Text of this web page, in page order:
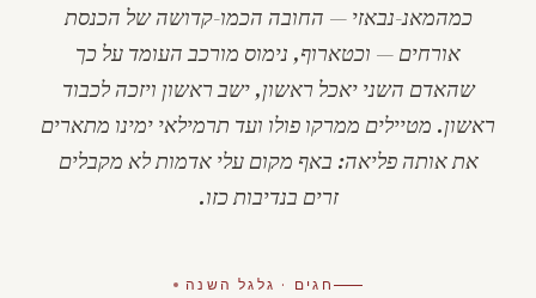
כמהמאנ-נבאזי — החובה הכמו-קדושה של הכנסת
אורחים — וכטארוף, נימוס מורכב העומד על כך
שהאדם השני יאכל ראשון, ישב ראשון ויזכה לכבוד
ראשון. מטיילים ממרקו פולו ועד תרמילאי ימינו מתארים
את אותה פליאה: באף מקום עלי אדמות לא מקבלים
זרים בנדיבות כזו.
חגים · גלגל השנה